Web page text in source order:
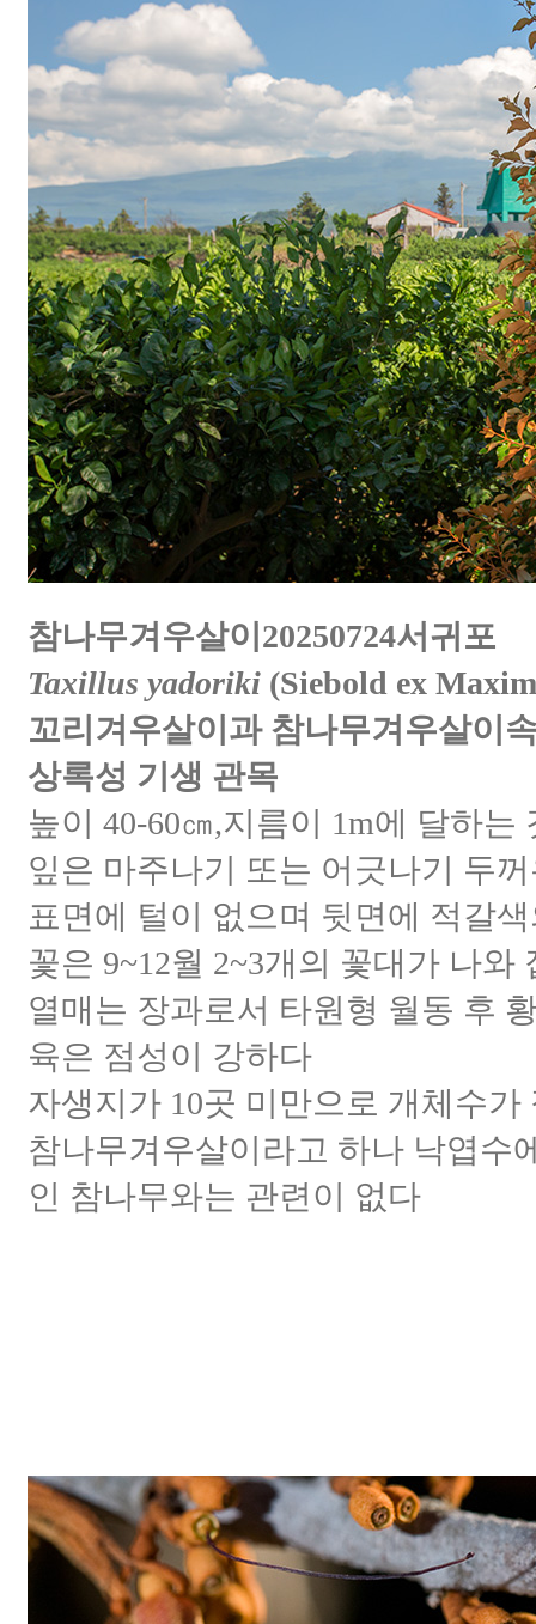
참나무겨우살이20250724서귀포
Taxillus yadoriki (Siebold ex
꼬리겨우살이과 참나무겨우살이
상록성 기생 관목
높이 40-60㎝,지름이 1m에 달하는
잎은 마주나기 또는 어긋나기 두
표면에 털이 없으며 뒷면에 적갈
꽃은 9~12월 2~3개의 꽃대가 나와
열매는 장과로서 타원형 월동 후
육은 점성이 강하다
자생지가 10곳 미만으로 개체수가
참나무겨우살이라고 하나 낙엽수
인 참나무와는 관련이 없다